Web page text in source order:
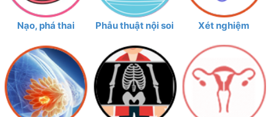
Nạo, phá thai Phẫu thuật nội soi Xét nghiệm